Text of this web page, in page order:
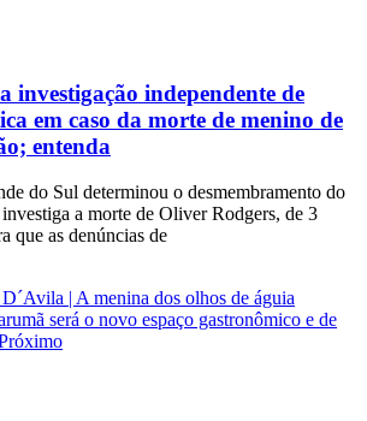
investigação independente de
em caso da morte de menino de
entenda
do Sul determinou o desmembramento do
a morte de Oliver Rodgers, de 3
que as denúncias de
| A menina dos olhos de águia
será o novo espaço gastronômico e de